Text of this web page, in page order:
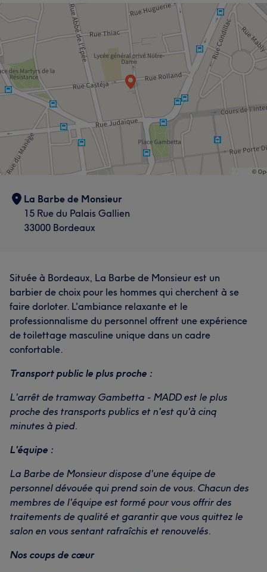
La Barbe de Monsieur
15 Rue du Palais Gallien
33000 Bordeaux
Située à Bordeaux, La Barbe de Monsieur est un
barbier de choix pour les hommes qui cherchent à se
faire dorloter. L'ambiance relaxante et le
professionnalisme du personnel offrent une expérience
de toilettage masculine unique dans un cadre
confortable.
Transport public le plus proche :
L'arrêt de tramway Gambetta - MADD est le plus
proche des transports publics et n'est qu'à cinq
minutes à pied.
L'équipe :
La Barbe de Monsieur dispose d'une équipe de
personnel dévouée qui prend soin de vous. Chacun des
membres de l'équipe est formé pour vous offrir des
traitements de qualité et garantir que vous quittez le
salon en vous sentant rafraîchis et renouvelés.
Nos coups de cœur